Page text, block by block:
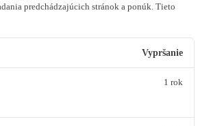
predchádzajúcich stránok a ponúk. Tieto
Vypršanie
1 rok